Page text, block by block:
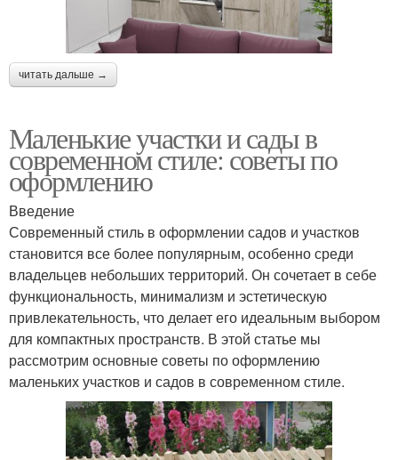
читать дальше →
Маленькие участки и сады в
современном стиле: советы по
оформлению
Введение
Современный стиль в оформлении садов и участков
становится все более популярным, особенно среди
владельцев небольших территорий. Он сочетает в себе
функциональность, минимализм и эстетическую
привлекательность, что делает его идеальным выбором
для компактных пространств. В этой статье мы
рассмотрим основные советы по оформлению
маленьких участков и садов в современном стиле.